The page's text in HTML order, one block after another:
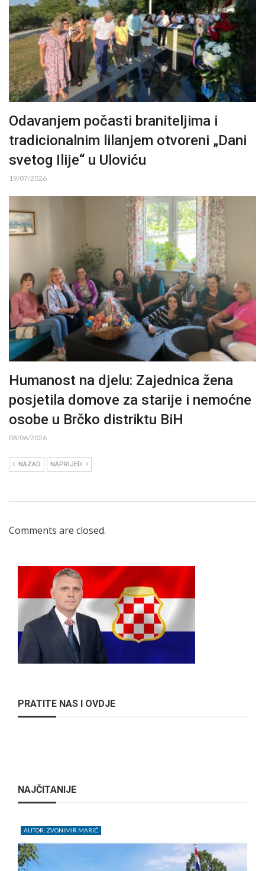
Odavanjem počasti braniteljima i
tradicionalnim lilanjem otvoreni „Dani
svetog Ilije“ u Uloviću
19/07/2026
Humanost na djelu: Zajednica žena
posjetila domove za starije i nemoćne
osobe u Brčko distriktu BiH
08/06/2026
NAZAD NAPRIJED
Comments are closed.
PRATITE NAS I OVDJE
NAJČITANIJE
AUTOR: ZVONIMIR MARIĆ